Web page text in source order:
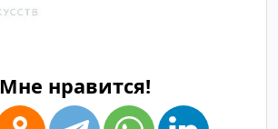
Мне нравится!